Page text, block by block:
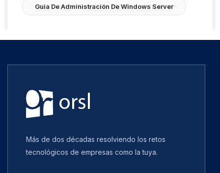
Guia De Administración De Windows Server
Más de dos décadas resolviendo los retos
tecnológicos de empresas como la tuya.